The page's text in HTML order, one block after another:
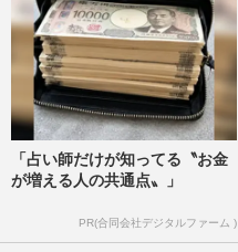
「占い師だけが知ってる〝お金
が増える人の共通点〟」
PR(合同会社デジタルファーム )